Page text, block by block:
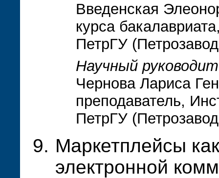
Введенская
курса
ПетрГУ
Научный
Чернова Лариса
преподаватель,
ПетрГУ
Маркетплейсы
электронной